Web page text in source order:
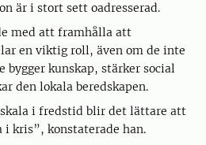
är i stort sett oadresserad.
med att framhålla att
en viktig roll, även om de inte
bygger kunskap, stärker social
den lokala beredskapen.
i fredstid blir det lättare att
i kris”, konstaterade han.